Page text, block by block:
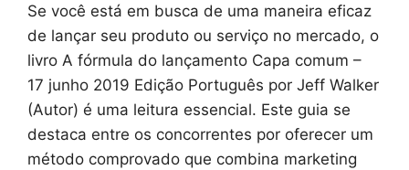
Se você está em busca de uma maneira eficaz
de lançar seu produto ou serviço no mercado, o
livro A fórmula do lançamento Capa comum –
17 junho 2019 Edição Português por Jeff Walker
(Autor) é uma leitura essencial. Este guia se
destaca entre os concorrentes por oferecer um
método comprovado que combina marketing